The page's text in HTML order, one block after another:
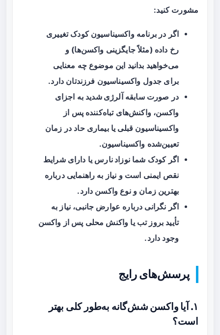
مشورت کنید:
اگر در برنامه واکسیناسیون کودک تغییری
رخ داده (مثلاً جایگزینی واکسن‌ها) و
می‌خواهید بدانید این موضوع چه معنایی
برای جدول واکسیناسیون فرزندتان دارد.
در صورت سابقهآلرژی شدید به اجزای
واکسن، واکنش‌های تباه‌کننده پس از
واکسیناسیون قبلی یا بیماری حاد در زمان
تعیین‌شده واکسیناسیون.
اگر کودک شمانوزاد نارس یا دارای شرایط
نقص ایمنی است و نیاز به راهنمایی درباره
بهترین زمان و نوع واکسن دارد.
اگر نگرانی درباره عوارض جانبی، نیاز به
تأیید بروز تب یا واکنش محلی پس از واکسن
وجود دارد.
پرسش‌های رایج
۱. آیا واکسن شش‌گانه به‌طور کلی بهتر
است؟